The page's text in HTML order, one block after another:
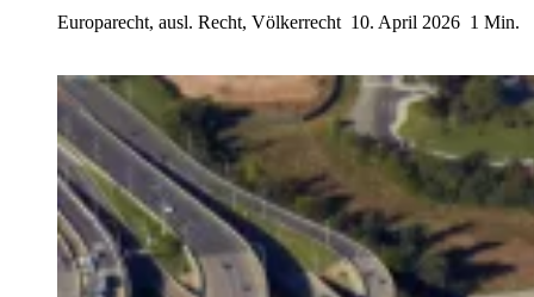
Europarecht, ausl. Recht, Völkerrecht 10. April 2026 1 Min.